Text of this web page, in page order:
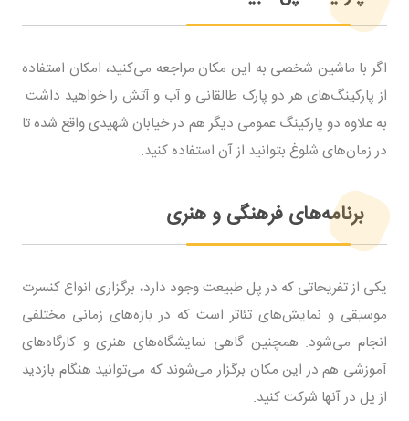
اگر با ماشین شخصی به این مکان مراجعه می‌کنید، امکان استفاده
از پارکینگ‌های هر دو پارک طالقانی و آب و آتش را خواهید داشت.
به علاوه دو پارکینگ عمومی دیگر هم در خیابان شهیدی واقع شده تا
در زمان‌های شلوغ بتوانید از آن استفاده کنید.
برنامه‌های فرهنگی و هنری
یکی از تفریحاتی که در پل طبیعت وجود دارد، برگزاری انواع کنسرت
موسیقی و نمایش‌های تئاتر است که در بازه‌های زمانی مختلفی
انجام می‌شود. همچنین گاهی نمایشگاه‌های هنری و کارگاه‌های
آموزشی هم در این مکان برگزار می‌شوند که می‌توانید هنگام بازدید
از پل در آنها شرکت کنید.